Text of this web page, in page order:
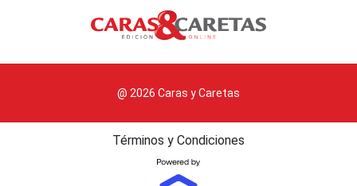
@ 2026 Caras y Caretas
Términos y Condiciones